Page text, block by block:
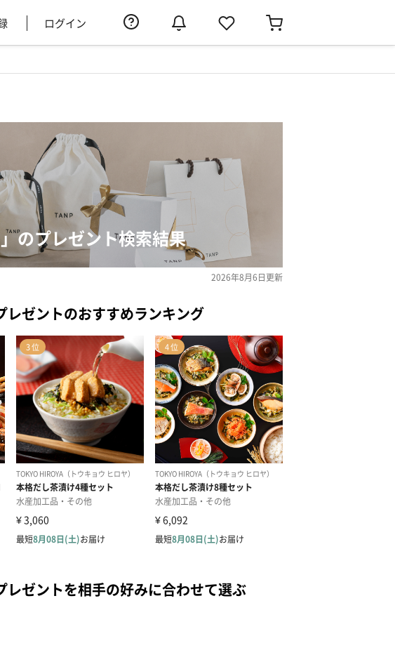
ログイン
のプレゼント検索結果
2026年8月6日更新
ゼントのおすすめランキング
ゼントを相手の好みに合わせて選ぶ